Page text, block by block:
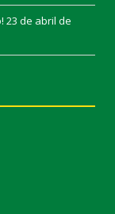
23 de abril de